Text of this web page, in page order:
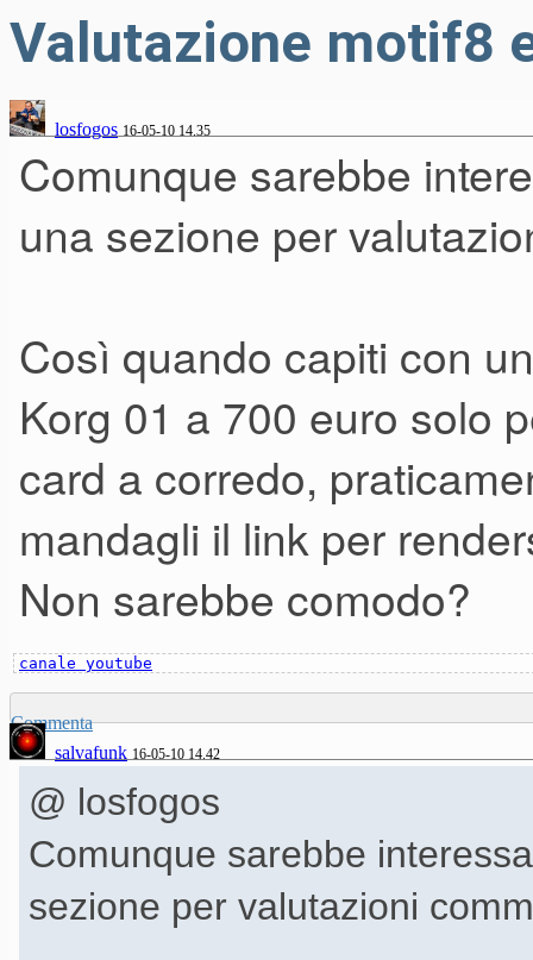
Valutazione motif8
losfogos 16-05-10 14.35
Comunque sarebbe
una sezione per
Così quando capiti con
Korg 01 a 700 euro solo
card a corredo,
mandagli il link per
Non sarebbe comodo?
canale youtube
Commenta
salvafunk 16-05-10 14.42
@ losfogos
Comunque sarebbe
sezione per valutazioni